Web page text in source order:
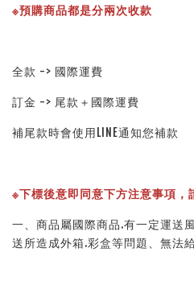
※預購商品都是分兩次收款
全款 -> 國際運費
訂金 -> 尾款＋國際運費
補尾款時會使用LINE通知您補款
※下標後意即同意下方注意事項，
一、商品屬國際商品.有一定運送
送所造成外箱.彩盒等問題、無法